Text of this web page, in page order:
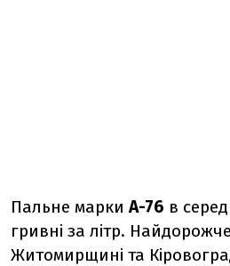
Пальне маркиА-76 в
гривні за літр.
Житомирщині та